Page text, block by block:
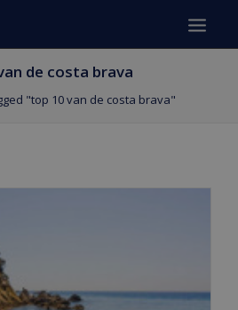
de costa brava
"top 10 van de costa brava"